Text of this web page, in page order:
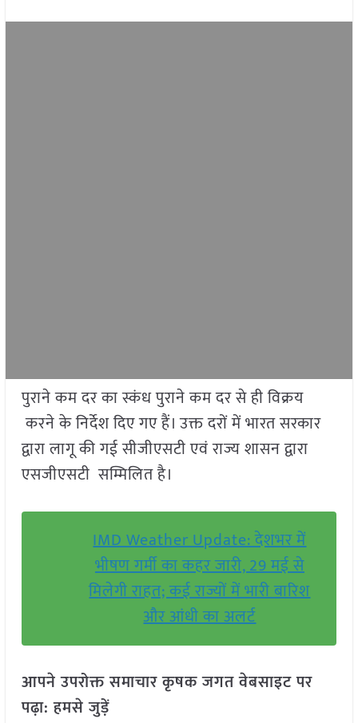
पुराने कम दर का स्कंध पुराने कम दर से ही विक्रय
करने के निर्देश दिए गए हैं। उक्त दरों में भारत सरकार
द्वारा लागू की गई सीजीएसटी एवं राज्य शासन द्वारा
एसजीएसटी सम्मिलित है।
IMD Weather Update: देशभर में
भीषण गर्मी का कहर जारी, 29 मई से
मिलेगी राहत; कई राज्यों में भारी बारिश
और आंधी का अलर्ट
आपने उपरोक्त समाचार कृषक जगत वेबसाइट पर
पढ़ा: हमसे जुड़ें